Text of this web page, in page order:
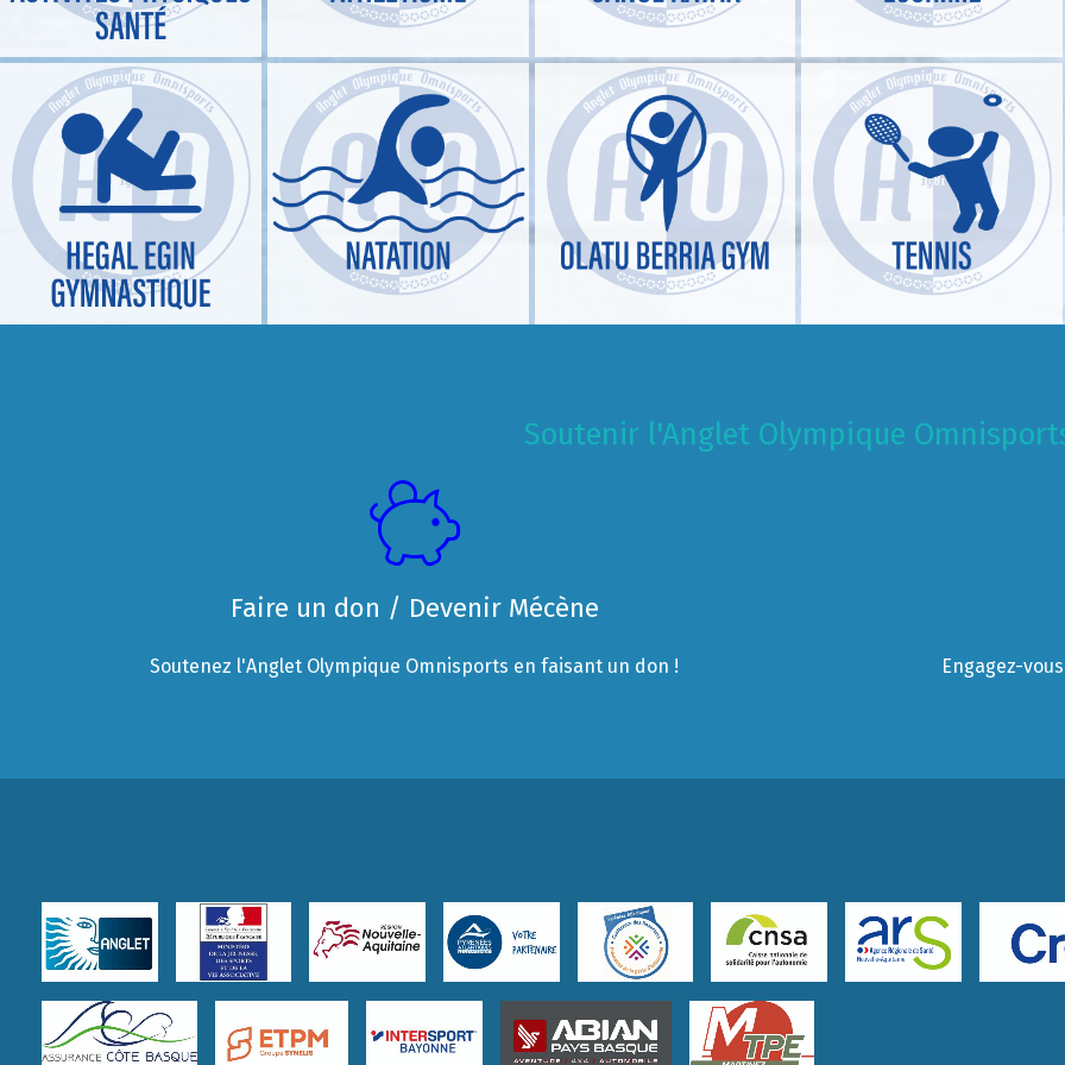
Soutenir l'Anglet Olympique
Faire un don / Devenir Mécène
Soutenez l'Anglet Olympique Omnisports en faisant un don ! Engagez-